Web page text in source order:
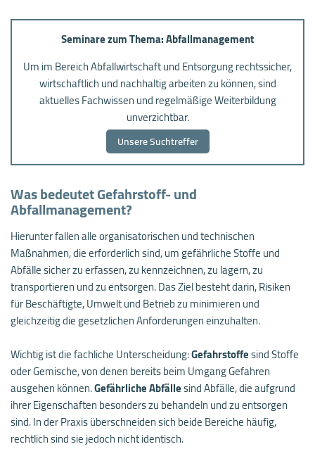
Seminare zum Thema: Abfallmanagement
Um im Bereich Abfallwirtschaft und Entsorgung rechtssicher,
wirtschaftlich und nachhaltig arbeiten zu können, sind
aktuelles Fachwissen und regelmäßige Weiterbildung
unverzichtbar.
Unsere Suchtreffer
Was bedeutet Gefahrstoff- und
Abfallmanagement?
Hierunter fallen alle organisatorischen und technischen
Maßnahmen, die erforderlich sind, um gefährliche Stoffe und
Abfälle sicher zu erfassen, zu kennzeichnen, zu lagern, zu
transportieren und zu entsorgen. Das Ziel besteht darin, Risiken
für Beschäftigte, Umwelt und Betrieb zu minimieren und
gleichzeitig die gesetzlichen Anforderungen einzuhalten.
Wichtig ist die fachliche Unterscheidung:Gefahrstoffesind Stoffe
oder Gemische, von denen bereits beim Umgang Gefahren
ausgehen können.Gefährliche Abfällesind Abfälle, die aufgrund
ihrer Eigenschaften besonders zu behandeln und zu entsorgen
sind. In der Praxis überschneiden sich beide Bereiche häufig,
rechtlich sind sie jedoch nicht identisch.